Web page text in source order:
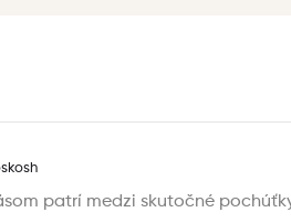
patrí medzi skutočné